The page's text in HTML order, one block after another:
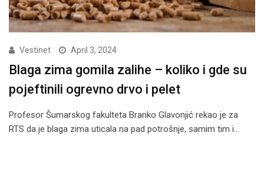
Vestinet April 3, 2024
Blaga zima gomila zalihe – koliko i gde su
pojeftinili ogrevno drvo i pelet
Profesor Šumarskog fakulteta Branko Glavonjić rekao je za
RTS da je blaga zima uticala na pad potrošnje, samim tim i…